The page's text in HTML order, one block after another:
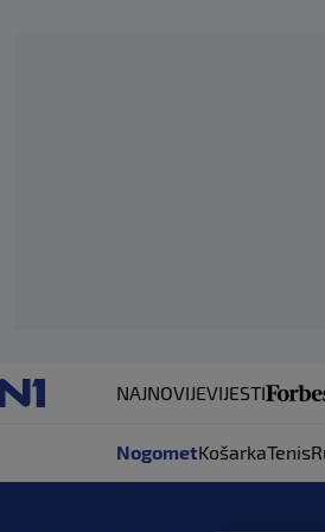
NAJNOVIJEVIJESTI
NogometKošarkaTenis